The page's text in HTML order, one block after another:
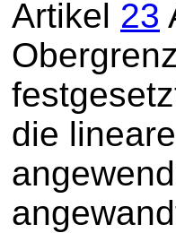
Artikel 23
die